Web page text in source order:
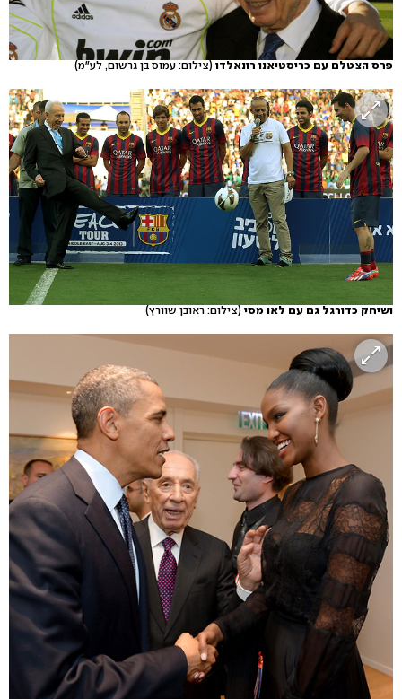
פרס הצטלם עם כריסטיאנו רונאלדו (צילום: עמוס בן גרשום, לע"מ)
ושיחק כדורגל גם עם לאו מסי (צילום: ראובן שוורץ)